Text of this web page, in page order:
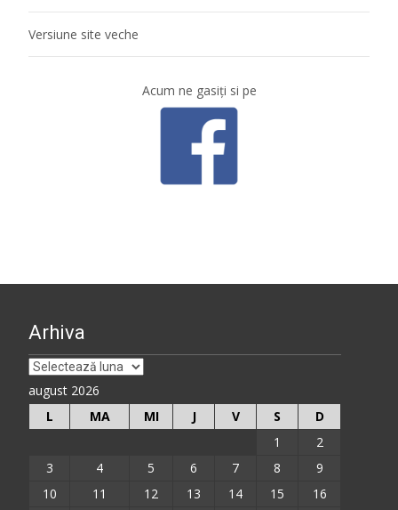
Versiune site veche
Acum ne gasiţi si pe
Arhiva
Arhiva
august 2026
L
MA MI J V S
D
1
2
3
4 5 6 7 8
9
10
11 12 13 14 15
16